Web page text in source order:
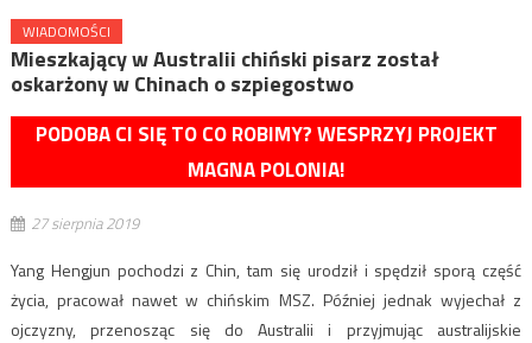
WIADOMOŚCI
Mieszkający w Australii chiński pisarz został
oskarżony w Chinach o szpiegostwo
PODOBA CI SIĘ TO CO ROBIMY? WESPRZYJ PROJEKT
MAGNA POLONIA!
27 sierpnia 2019
Yang Hengjun pochodzi z Chin, tam się urodził i spędził sporą część
życia, pracował nawet w chińskim MSZ. Później jednak wyjechał z
ojczyzny, przenosząc się do Australii i przyjmując australijskie